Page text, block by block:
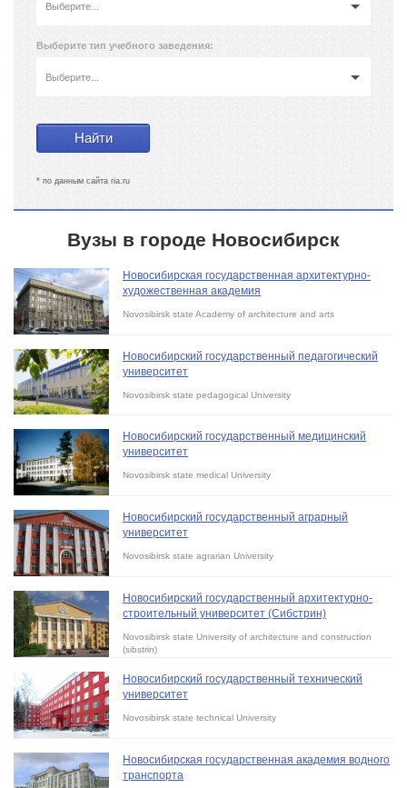
Выберите...
Выберите тип учебного заведения:
Выберите...
* по данным сайта ria.ru
Вузы в городе Новосибирск
Новосибирская государственная архитектурно-
художественная академия
Novosibirsk state Academy of architecture and arts
Новосибирский государственный педагогический
университет
Novosibirsk state pedagogical University
Новосибирский государственный медицинский
университет
Novosibirsk state medical University
Новосибирский государственный аграрный
университет
Novosibirsk state agrarian University
Новосибирский государственный архитектурно-
строительный университет (Сибстрин)
Novosibirsk state University of architecture and construction
(sibstrin)
Новосибирский государственный технический
университет
Novosibirsk state technical University
Новосибирская государственная академия водного
транспорта